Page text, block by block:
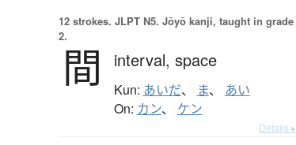
12 strokes. JLPT N5. Jōyō kanji, taught in grade
2.
間 interval, space
Kun: あいだ、 ま、 あい
On: カン、 ケン
Details ▸